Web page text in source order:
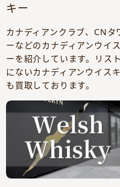
キー
カナディアンクラブ、CNタ
ーなどのカナディアンウイ
ーを紹介しています。リスト
にないカナディアンウイス
も買取しております。